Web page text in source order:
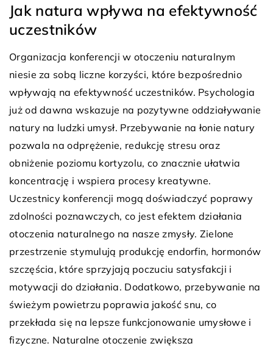
Jak natura wpływa na efektywność
uczestników
Organizacja konferencji w otoczeniu naturalnym
niesie za sobą liczne korzyści, które bezpośrednio
wpływają na efektywność uczestników. Psychologia
już od dawna wskazuje na pozytywne oddziaływanie
natury na ludzki umysł. Przebywanie na łonie natury
pozwala na odprężenie, redukcję stresu oraz
obniżenie poziomu kortyzolu, co znacznie ułatwia
koncentrację i wspiera procesy kreatywne.
Uczestnicy konferencji mogą doświadczyć poprawy
zdolności poznawczych, co jest efektem działania
otoczenia naturalnego na nasze zmysły. Zielone
przestrzenie stymulują produkcję endorfin, hormonów
szczęścia, które sprzyjają poczuciu satysfakcji i
motywacji do działania. Dodatkowo, przebywanie na
świeżym powietrzu poprawia jakość snu, co
przekłada się na lepsze funkcjonowanie umysłowe i
fizyczne. Naturalne otoczenie zwiększa